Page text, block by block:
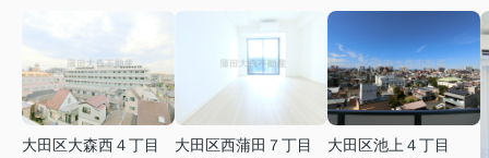
大田区大森西４丁目
大田区西蒲田７丁目
大田区池上４丁目